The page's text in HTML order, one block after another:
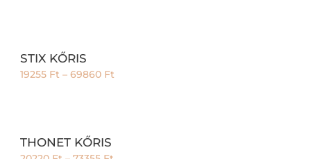
STIX KŐRIS
19255 Ft – 69860 Ft
THONET KŐRIS